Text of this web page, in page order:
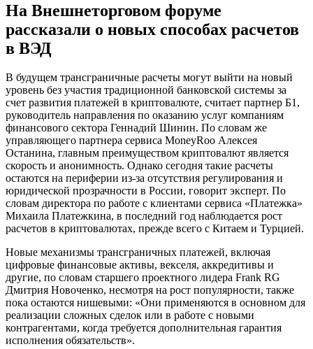
На Внешнеторговом форуме
рассказали о новых способах расчетов
в ВЭД
В будущем трансграничные расчеты могут выйти на новый
уровень без участия традиционной банковской системы за
счет развития платежей в криптовалюте, считает партнер Б1,
руководитель направления по оказанию услуг компаниям
финансового сектора Геннадий Шинин. По словам же
управляющего партнера сервиса MoneyRoo Алексея
Останина, главным преимуществом криптовалют является
скорость и анонимность. Однако сегодня такие расчеты
остаются на периферии из-за отсутствия регулирования и
юридической прозрачности в России, говорит эксперт. По
словам директора по работе с клиентами сервиса «Платежка»
Михаила Платежкина, в последний год наблюдается рост
расчетов в криптовалютах, прежде всего с Китаем и Турцией.
Новые механизмы трансграничных платежей, включая
цифровые финансовые активы, векселя, аккредитивы и
другие, по словам старшего проектного лидера Frank RG
Дмитрия Новоченко, несмотря на рост популярности, также
пока остаются нишевыми: «Они применяются в основном для
реализации сложных сделок или в работе с новыми
контрагентами, когда требуется дополнительная гарантия
исполнения обязательств».